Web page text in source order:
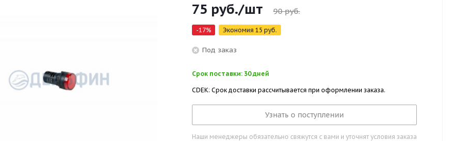
75 руб./шт 90руб.
-17% Экономия 15 руб.
Под заказ
Срок поставки: 30 дней
CDEK: Срок доставки рассчитывается при оформлении заказа.
Узнать о поступлении
Наши менеджеры обязательно свяжутся с вами и уточнят условия заказа